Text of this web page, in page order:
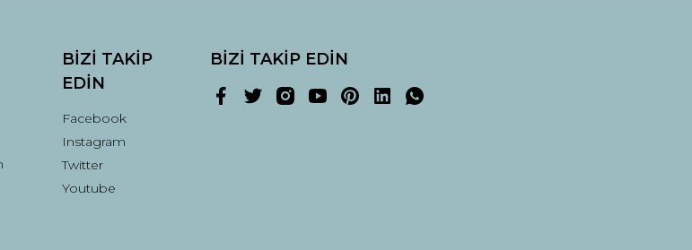
Gönder
BİZİ TAKİP
EDİN
Facebook
Instagram
Twitter
Youtube
BİZİ TAKİP EDİN